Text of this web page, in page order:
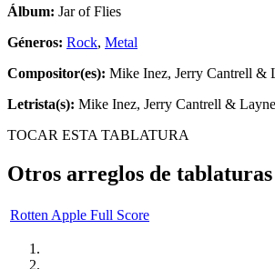
Álbum: Jar of Flies
Géneros: Rock, Metal
Compositor(es): Mike Inez, Jerry Cantrell &
Letrista(s): Mike Inez, Jerry Cantrell &
TOCAR ESTA TABLATURA
Otros arreglos de tablaturas
Rotten Apple Full Score